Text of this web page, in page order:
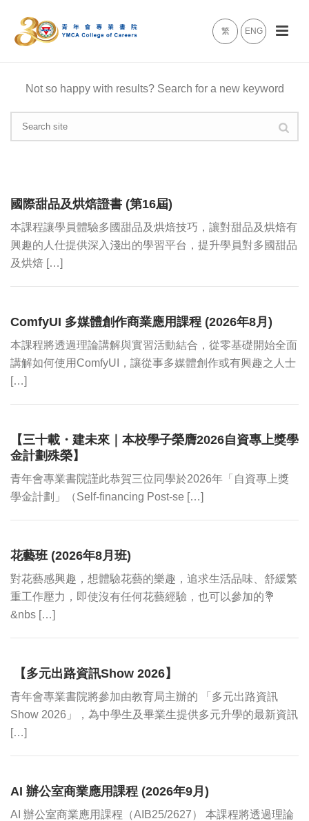
繁 ENG
Not so happy with results? Search for a new keyword
國際甜品及烘焙證書 (第16屆)
本課程讓學員體驗多國甜品及烘焙技巧，讓對甜品及烘焙有
興趣的人仕提供深入淺出的學習平台，提升學員對多國甜品
及烘焙 […]
ComfyUI 多媒體創作商業應用課程 (2026年8月)
本課程將透過理論講解與實習活動結合，從零基礎開始全面
講解如何使用ComfyUI，讓從事多媒體創作或有興趣之人士
[…]
【三十載・建未來｜本校學子榮膺2026自資專上獎學
金計劃殊榮】
青年會專業書院謹此恭賀三位同學於2026年「自資專上獎
學金計劃」（Self-financing Post-se […]
花藝班 (2026年8月班)
對花藝感興趣，想體驗花藝的樂趣，追求生活品味、舒緩繁
重工作壓力，即使沒有任何花藝經驗，也可以參加的💐
&nbs […]
【多元出路資訊Show 2026】
青年會專業書院將參加由教育局主辦的 「多元出路資訊
Show 2026」，為中學生及畢業生提供多元升學的最新資訊
[…]
AI 辦公室商業應用課程 (2026年9月)
AI 辦公室商業應用課程（AIB25/2627） 本課程將透過理論